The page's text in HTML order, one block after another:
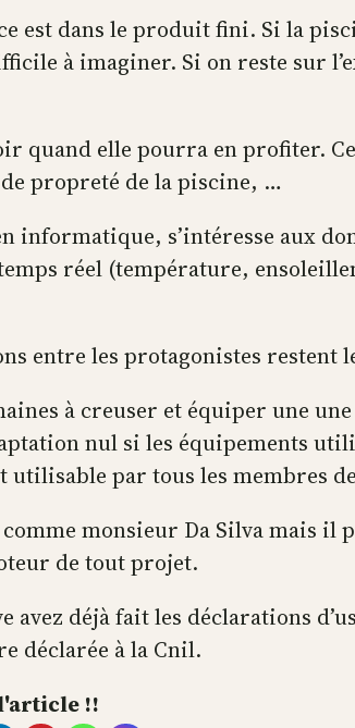
est dans le produit fini. Si la
à imaginer. Si on reste sur
quand elle pourra en profiter.
de propreté de la piscine, …
informatique, s’intéresse aux
réel (température,
entre les protagonistes restent
à creuser et équiper une
nul si les équipements
par tous les membres
monsieur Da Silva mais il
de tout projet.
déjà fait les déclarations
déclarée à la Cnil.
!!